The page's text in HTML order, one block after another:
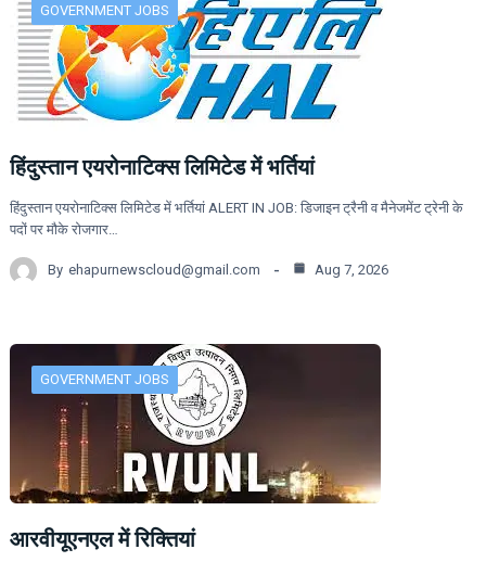
GOVERNMENT JOBS
हिंदुस्तान एयरोनाटिक्स लिमिटेड में भर्तियां
हिंदुस्तान एयरोनाटिक्स लिमिटेड में भर्तियां ALERT IN JOB: डिजाइन ट्रैनी व मैनेजमेंट ट्रेनी के
पदों पर मौके रोजगार…
By ehapurnewscloud@gmail.com Aug 7, 2026
GOVERNMENT JOBS
आरवीयूएनएल में रिक्तियां